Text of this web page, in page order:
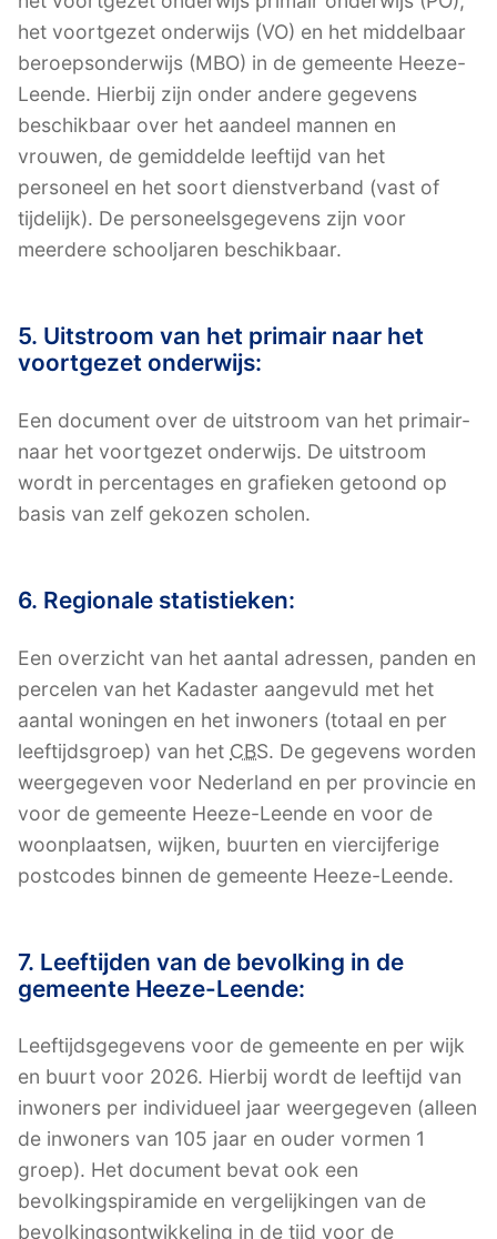
het voortgezet onderwijs (VO) en het middelbaar
beroepsonderwijs (MBO) in de gemeente Heeze-
Leende. Hierbij zijn onder andere gegevens
beschikbaar over het aandeel mannen en
vrouwen, de gemiddelde leeftijd van het
personeel en het soort dienstverband (vast of
tijdelijk). De personeelsgegevens zijn voor
meerdere schooljaren beschikbaar.
5. Uitstroom van het primair naar het
voortgezet onderwijs:
Een document over de uitstroom van het primair-
naar het voortgezet onderwijs. De uitstroom
wordt in percentages en grafieken getoond op
basis van zelf gekozen scholen.
6. Regionale statistieken:
Een overzicht van het aantal adressen, panden en
percelen van het Kadaster aangevuld met het
aantal woningen en het inwoners (totaal en per
leeftijdsgroep) van het CBS. De gegevens worden
weergegeven voor Nederland en per provincie en
voor de gemeente Heeze-Leende en voor de
woonplaatsen, wijken, buurten en viercijferige
postcodes binnen de gemeente Heeze-Leende.
7. Leeftijden van de bevolking in de
gemeente Heeze-Leende:
Leeftijdsgegevens voor de gemeente en per wijk
en buurt voor 2026. Hierbij wordt de leeftijd van
inwoners per individueel jaar weergegeven (alleen
de inwoners van 105 jaar en ouder vormen 1
groep). Het document bevat ook een
bevolkingspiramide en vergelijkingen van de
bevolkingsontwikkeling in de tijd voor de